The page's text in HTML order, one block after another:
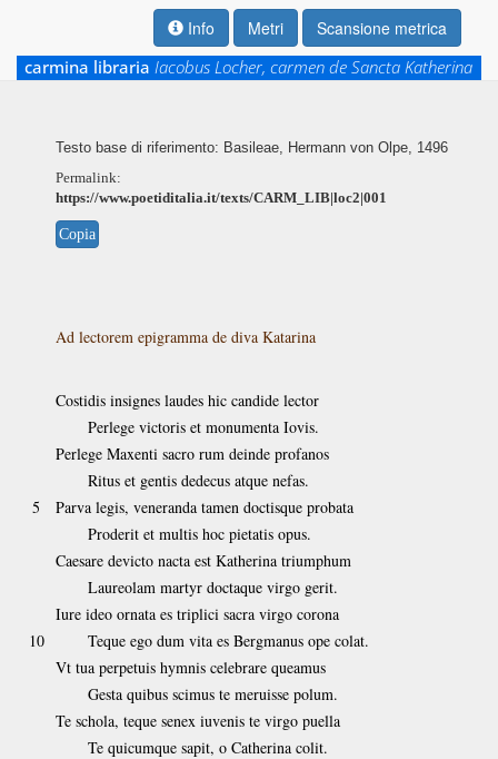
Info Metri
Scansione metrica
carmina libraria Iacobus Locher, carmen de Sancta Katherina
Testo base di riferimento: Basileae, Hermann von Olpe, 1496
Permalink:
https://www.poetiditalia.it/texts/CARM_LIB|loc2|001
Copia
Ad lectorem epigramma de diva Katarina
Costidis insignes laudes hic candide lector
Perlege victoris et monumenta Iovis.
Perlege Maxenti sacro rum deinde profanos
Ritus et gentis dedecus atque nefas.
5
Parva legis, veneranda tamen doctisque probata
Proderit et multis hoc pietatis opus.
Caesare devicto nacta est Katherina triumphum
Laureolam martyr doctaque virgo gerit.
Iure ideo ornata es triplici sacra virgo corona
10
Teque ego dum vita es Bergmanus ope colat.
Vt tua perpetuis hymnis celebrare queamus
Gesta quibus scimus te meruisse polum.
Te schola, teque senex iuvenis te virgo puella
Te quicumque sapit, o Catherina colit.